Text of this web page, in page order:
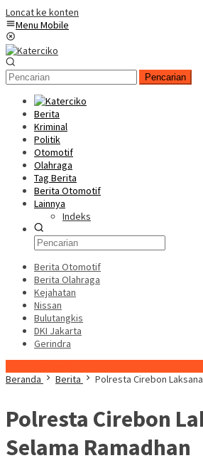
Loncat ke konten
Menu Mobile
Pencarian
Berita
Kriminal
Politik
Otomotif
Olahraga
Tag Berita
Berita Otomotif
Lainnya
Indeks
Berita Otomotif
Berita Olahraga
Kejahatan
Nissan
Bulutangkis
DKI Jakarta
Gerindra
Beranda
Berita Polresta Cirebon
Polresta Cirebon
Selama Ramadhan